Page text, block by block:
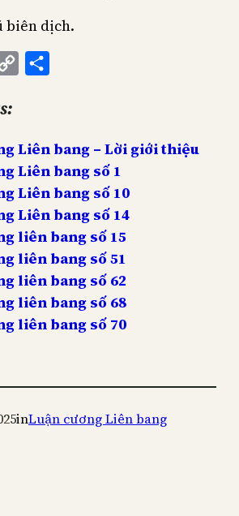
biên dịch.
Copy
Liên bang – Lời giới thiệu
Liên bang số 1
Liên bang số 10
Liên bang số 14
liên bang số 15
liên bang số 51
liên bang số 62
liên bang số 68
liên bang số 70
inLuận cương Liên bang